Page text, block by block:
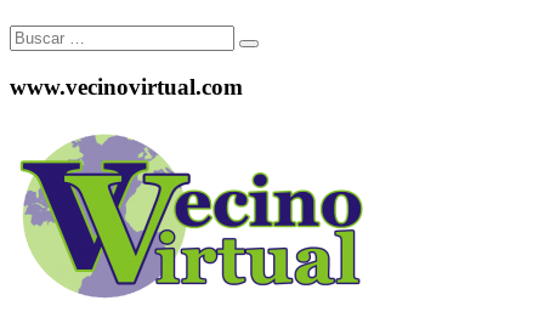
Buscar:
www.vecinovirtual.com